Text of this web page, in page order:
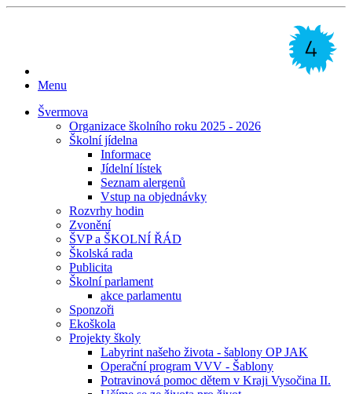
Menu
Švermova
Organizace školního roku 2025 - 2026
Školní jídelna
Informace
Jídelní lístek
Seznam alergenů
Vstup na objednávky
Rozvrhy hodin
Zvonění
ŠVP a ŠKOLNÍ ŘÁD
Školská rada
Publicita
Školní parlament
akce parlamentu
Sponzoři
Ekoškola
Projekty školy
Labyrint našeho života - šablony OP JAK
Operační program VVV - Šablony
Potravinová pomoc dětem v Kraji Vysočina II.